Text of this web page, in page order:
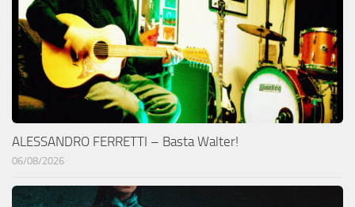
ALESSANDRO FERRETTI – Basta Walter!
06/08/2026